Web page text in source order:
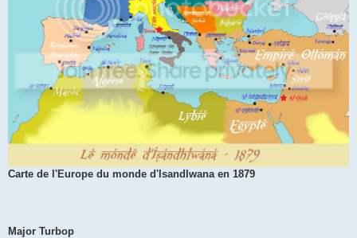
Carte de l'Europe du monde d'Isandlwana en 1879
Major Turbop